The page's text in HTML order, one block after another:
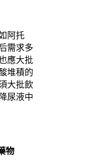
阿托
需求多
應大批
堆積的
大批飲
尿液中
物